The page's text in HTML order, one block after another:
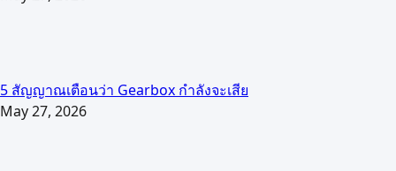
5 สัญญาณเตือนว่า Gearbox กำลังจะเสีย
May 27, 2026